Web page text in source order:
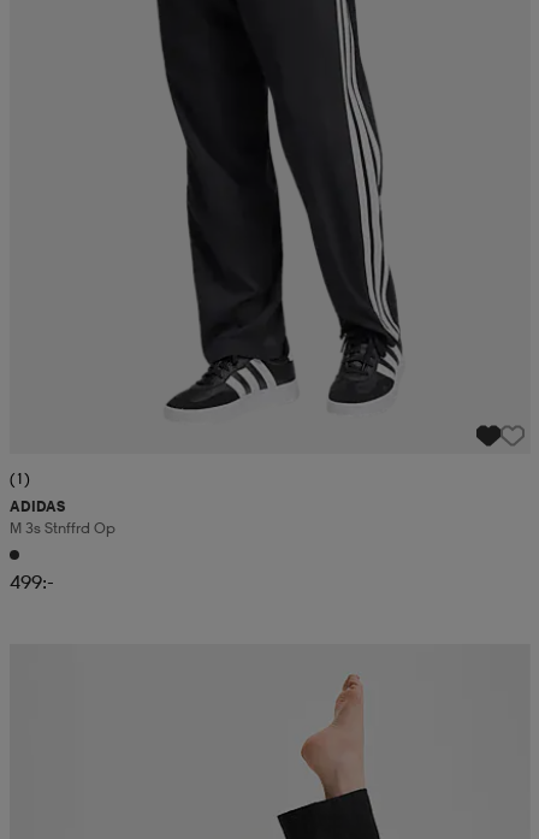
(1)
ADIDAS
M 3s Stnffrd Op
499:-